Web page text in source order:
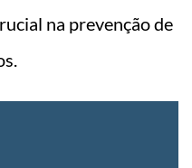
na prevenção de